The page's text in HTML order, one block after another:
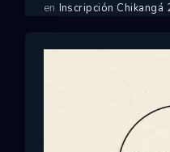
en Inscripción Chikangá